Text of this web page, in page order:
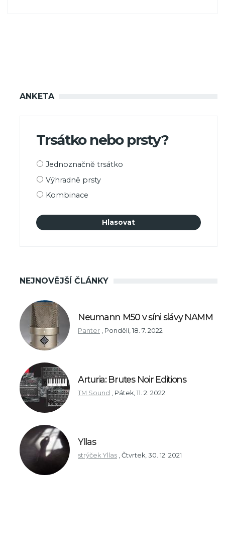
ANKETA
Trsátko nebo prsty?
Možnosti
Jednoznačně trsátko
Výhradně prsty
Kombinace
NEJNOVĚJŠÍ ČLÁNKY
Neumann M50 v síni slávy NAMM
Panter , Pondělí, 18. 7. 2022
Arturia: Brutes Noir Editions
TM Sound , Pátek, 11. 2. 2022
Yllas
strýček Yllas , Čtvrtek, 30. 12. 2021